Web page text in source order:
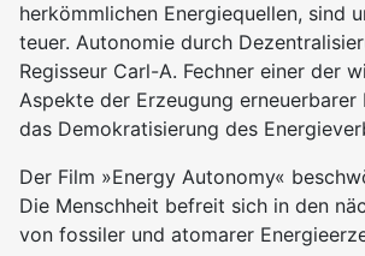
herkömmlichen Energiequellen, sind
teuer. Autonomie durch
Regisseur Carl-A. Fechner einer der
Aspekte der Erzeugung erneuerbarer
das Demokratisierung des
Der Film »Energy Autonomy«
Die Menschheit befreit sich in den
von fossiler und atomarer